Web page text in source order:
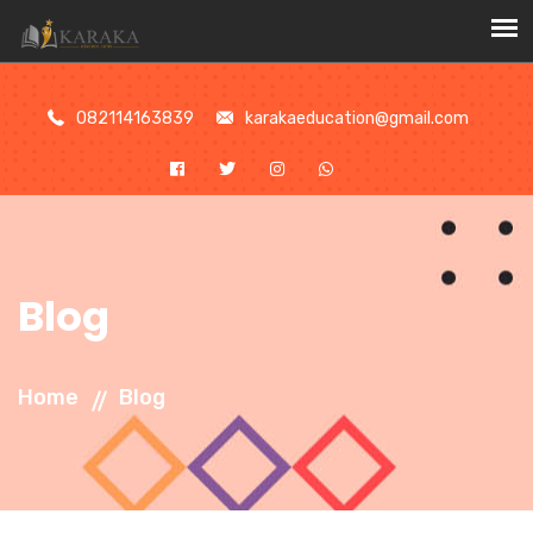
082114163839 karakaeducation@gmail.com
Blog
Home Blog